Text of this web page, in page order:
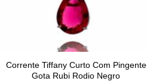
Corrente Tiffany Curto Com Pingente
Gota Rubi Rodio Negro